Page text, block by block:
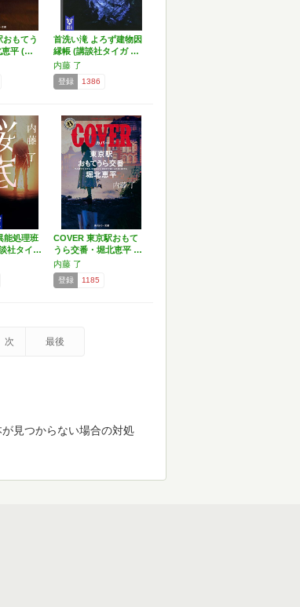
もてう
恵平 (…
首洗い滝 よろず建物因
縁帳 (講談社タイガ …
内藤 了
登録 1386
能処理班
社タイ…
COVER 東京駅おもて
うら交番・堀北恵平 …
内藤 了
登録 1185
次 最後
見つからない場合の対処